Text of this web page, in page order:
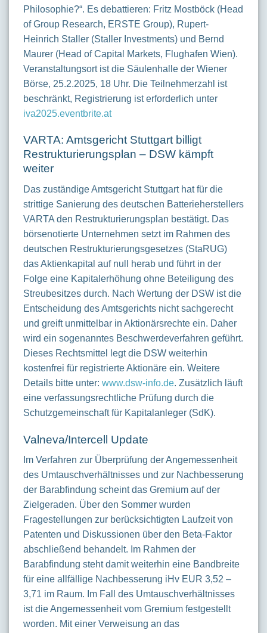
Philosophie?“. Es debattieren: Fritz Mostböck (Head
of Group Research, ERSTE Group), Rupert-
Heinrich Staller (Staller Investments) und Bernd
Maurer (Head of Capital Markets, Flughafen Wien).
Veranstaltungsort ist die Säulenhalle der Wiener
Börse, 25.2.2025, 18 Uhr. Die Teilnehmerzahl ist
beschränkt, Registrierung ist erforderlich unter
iva2025.eventbrite.at
VARTA: Amtsgericht Stuttgart billigt
Restrukturierungsplan – DSW kämpft
weiter
Das zuständige Amtsgericht Stuttgart hat für die
strittige Sanierung des deutschen Batterieherstellers
VARTA den Restrukturierungsplan bestätigt. Das
börsenotierte Unternehmen setzt im Rahmen des
deutschen Restrukturierungsgesetzes (StaRUG)
das Aktienkapital auf null herab und führt in der
Folge eine Kapitalerhöhung ohne Beteiligung des
Streubesitzes durch. Nach Wertung der DSW ist die
Entscheidung des Amtsgerichts nicht sachgerecht
und greift unmittelbar in Aktionärsrechte ein. Daher
wird ein sogenanntes Beschwerdeverfahren geführt.
Dieses Rechtsmittel legt die DSW weiterhin
kostenfrei für registrierte Aktionäre ein. Weitere
Details bitte unter: www.dsw-info.de. Zusätzlich läuft
eine verfassungsrechtliche Prüfung durch die
Schutzgemeinschaft für Kapitalanleger (SdK).
Valneva/Intercell Update
Im Verfahren zur Überprüfung der Angemessenheit
des Umtauschverhältnisses und zur Nachbesserung
der Barabfindung scheint das Gremium auf der
Zielgeraden. Über den Sommer wurden
Fragestellungen zur berücksichtigten Laufzeit von
Patenten und Diskussionen über den Beta-Faktor
abschließend behandelt. Im Rahmen der
Barabfindung steht damit weiterhin eine Bandbreite
für eine allfällige Nachbesserung iHv EUR 3,52 –
3,71 im Raum. Im Fall des Umtauschverhältnisses
ist die Angemessenheit vom Gremium festgestellt
worden. Mit einer Verweisung an das